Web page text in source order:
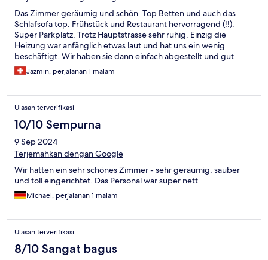
Das Zimmer geräumig und schön. Top Betten und auch das
Schlafsofa top. Frühstück und Restaurant hervorragend (!!).
Super Parkplatz. Trotz Hauptstrasse sehr ruhig. Einzig die
Heizung war anfänglich etwas laut und hat uns ein wenig
beschäftigt. Wir haben sie dann einfach abgestellt und gut
wars. Das Haus ist top isoliert, daher fällt die Temperatur kaum
ab. Alles in allem sehr empfehlenswert! Top Personal!
Jazmin, perjalanan 1 malam
Ulasan terverifikasi
10/10 Sempurna
9 Sep 2024
Terjemahkan dengan Google
Wir hatten ein sehr schönes Zimmer - sehr geräumig, sauber
und toll eingerichtet. Das Personal war super nett.
Michael, perjalanan 1 malam
Ulasan terverifikasi
8/10 Sangat bagus